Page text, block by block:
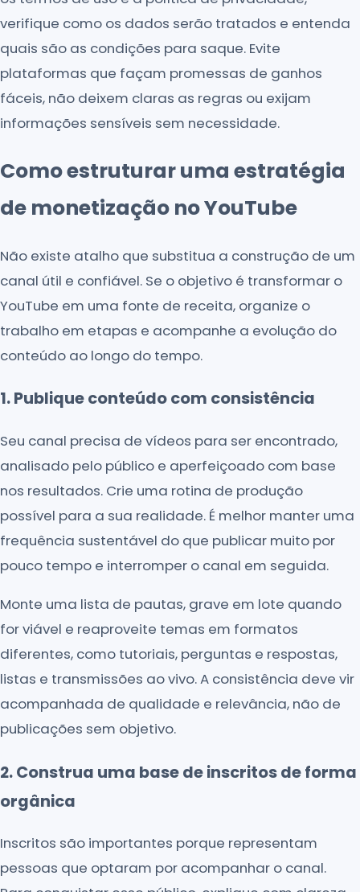
verifique como os dados serão tratados e entenda
quais são as condições para saque. Evite
plataformas que façam promessas de ganhos
fáceis, não deixem claras as regras ou exijam
informações sensíveis sem necessidade.
Como estruturar uma estratégia
de monetização no YouTube
Não existe atalho que substitua a construção de um
canal útil e confiável. Se o objetivo é transformar o
YouTube em uma fonte de receita, organize o
trabalho em etapas e acompanhe a evolução do
conteúdo ao longo do tempo.
1. Publique conteúdo com consistência
Seu canal precisa de vídeos para ser encontrado,
analisado pelo público e aperfeiçoado com base
nos resultados. Crie uma rotina de produção
possível para a sua realidade. É melhor manter uma
frequência sustentável do que publicar muito por
pouco tempo e interromper o canal em seguida.
Monte uma lista de pautas, grave em lote quando
for viável e reaproveite temas em formatos
diferentes, como tutoriais, perguntas e respostas,
listas e transmissões ao vivo. A consistência deve vir
acompanhada de qualidade e relevância, não de
publicações sem objetivo.
2. Construa uma base de inscritos de forma
orgânica
Inscritos são importantes porque representam
pessoas que optaram por acompanhar o canal.